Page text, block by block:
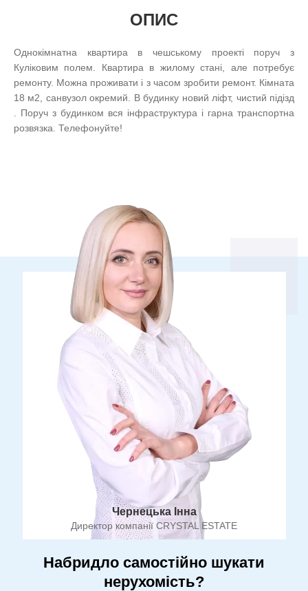
ОПИС
Однокімнатна квартира в чешському проекті поруч з
Куліковим полем. Квартира в жилому стані, але потребує
ремонту. Можна проживати і з часом зробити ремонт. Кімната
18 м2, санвузол окремий. В будинку новий ліфт, чистий підізд
. Поруч з будинком вся інфраструктура і гарна транспортна
розвязка. Телефонуйте!
Чернецька Інна
Директор компанії CRYSTAL ESTATE
Набридло самостійно шукати
нерухомість?